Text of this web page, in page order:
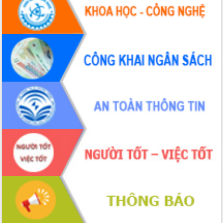
Hội thảo khoa học “Giải pháp thúc đẩy
phát triển nền kinh tế xanh tại tỉnh
Đắk Lắk”
Tăng cường giám sát, đôn đốc thực
hiện nhiệm vụ quản lý tài sản công
hàng tuần
Tháo gỡ những vướng mắc, đẩy mạnh
công tác cải cách thủ tục hành chính
tại Trung tâm Phục vụ hành chính
công tỉnh
Đắk Lắk: Tôn vinh 46 giải pháp tại Hội
thi Sáng tạo Kỹ thuật 2024 - 2025
Đắk Lắk rà soát, điều chỉnh Đề án 190
về phát triển nuôi trồng thủy sản
Phó Chủ tịch UBND tỉnh Đắk Lắk
Trương Công Thái kiểm tra thực địa
Dự án cao tốc Khánh Hòa - Buôn Ma
Thuột
Định vị cà phê Việt Nam như một “di
sản sống” trong dòng chảy toàn cầu